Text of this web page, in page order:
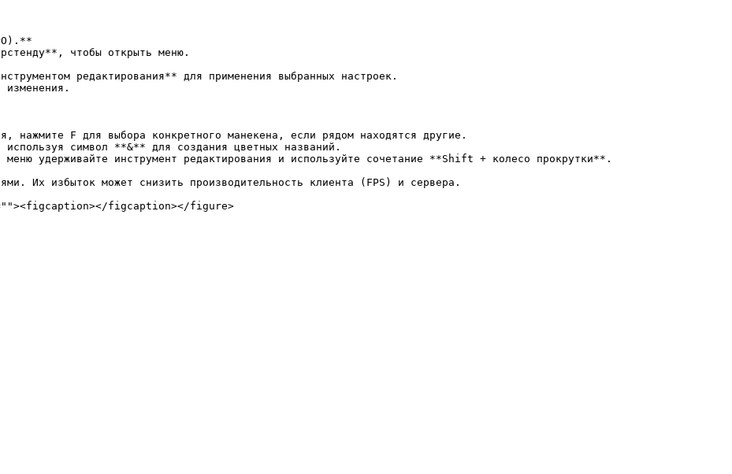
чтобы открыть меню.
редактирования** для применения выбранных настроек.
нажмите F для выбора конкретного манекена, если рядом находятся другие.
символ **&** для создания цветных названий.
удерживайте инструмент редактирования и используйте сочетание **Shift + колесо прокрутки**.
Их избыток может снизить производительность клиента (FPS) и сервера.